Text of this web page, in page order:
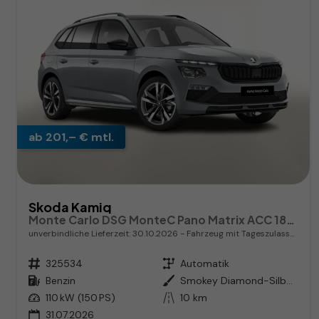
ab 201,– € mtl.
Skoda Kamiq
Monte Carlo DSG MonteC Pano Matrix ACC 18Z el.Heck SHZ
unverbindliche Lieferzeit:30.10.2026 Fahrzeug mit Tageszulassung
Fahrzeugnr. 325534 Getriebe Automatik
Kraftstoff Benzin Außenfarbe
Smokey Diamond-Silber Metallic
Leistung 110 kW (150 PS) Kilometerstand 10 km
31.07.2026